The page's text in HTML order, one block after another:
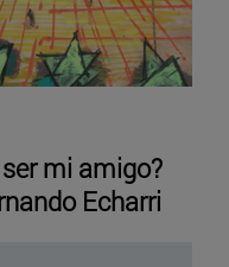
mi amigo?
Echarri